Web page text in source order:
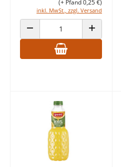
inkl. MwSt., zzgl. Versand
(+ Pfand 0,25 €)
ANZAHL VERRINGERN ANZAHL